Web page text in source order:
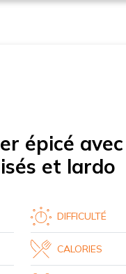
épicé avec
et lardo
DIFFICULTÉ
CALORIES